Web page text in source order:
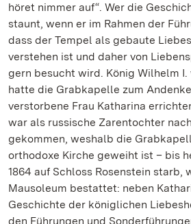
höret nimmer auf“. Wer die
staunt, wenn er im Rahmen der
dass der Tempel als gebaute
verstehen ist und daher von
gern besucht wird. König Wilhelm
hatte die Grabkapelle zum
verstorbene Frau Katharina
war als russische Zarentochter
gekommen, weshalb die
orthodoxe Kirche geweiht ist – bis
1864 auf Schloss Rosenstein starb,
Mausoleum bestattet: neben
Geschichte der königlichen
den Führungen und